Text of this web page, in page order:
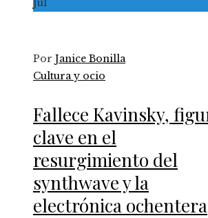
Por Janice Bonilla
Cultura y ocio
Fallece Kavinsky,
clave en el
resurgimiento del
synthwave y la
electrónica ochentera